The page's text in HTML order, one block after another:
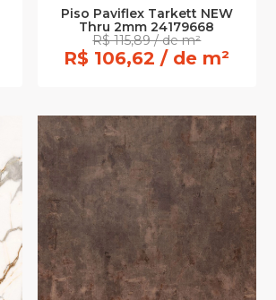
Piso Paviflex Tarkett NEW
Thru 2mm 24179668
R$ 115,89 / de m²
R$ 106,62 / de m²